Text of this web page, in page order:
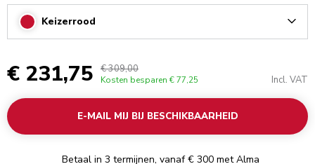
Keizerrood
€ 231,75 € 309,00
Kosten besparen € 77,25 Incl. VAT
E-MAIL MIJ BIJ BESCHIKBAARHEID
Betaal in 3 termijnen, vanaf € 300 met Alma